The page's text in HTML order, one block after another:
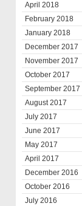
April 2018
February 2018
January 2018
December 2017
November 2017
October 2017
September 2017
August 2017
July 2017
June 2017
May 2017
April 2017
December 2016
October 2016
July 2016